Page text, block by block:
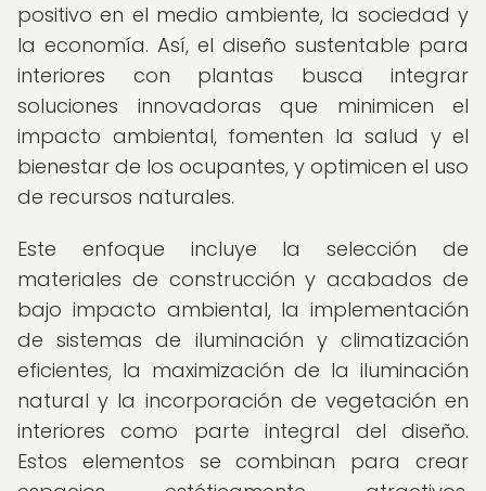
positivo en el medio ambiente, la sociedad y
la economía. Así, el diseño sustentable para
interiores con plantas busca integrar
soluciones innovadoras que minimicen el
impacto ambiental, fomenten la salud y el
bienestar de los ocupantes, y optimicen el uso
de recursos naturales.
Este enfoque incluye la selección de
materiales de construcción y acabados de
bajo impacto ambiental, la implementación
de sistemas de iluminación y climatización
eficientes, la maximización de la iluminación
natural y la incorporación de vegetación en
interiores como parte integral del diseño.
Estos elementos se combinan para crear